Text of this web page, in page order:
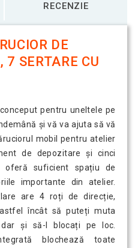
RECENZIE
DE
7 SERTARE CU
pentru uneltele pe
și vă va ajuta să vă
mobil pentru atelier
de depozitare și cinci
oferă suficient spațiu de
importante din atelier.
are 4 roți de direcție,
încât să puteți muta
și să-l blocați pe loc.
blochează toate